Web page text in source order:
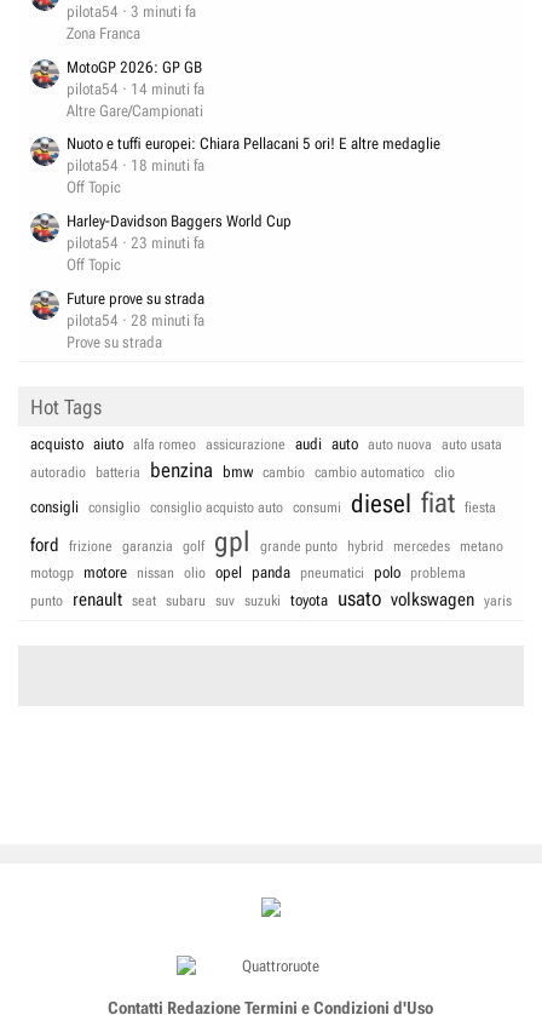
pilota54
3 minuti fa
Zona Franca
MotoGP 2026: GP GB
pilota54
14 minuti fa
Altre Gare/Campionati
Nuoto e tuffi europei: Chiara Pellacani 5 ori! E altre medaglie
pilota54
18 minuti fa
Off Topic
Harley-Davidson Baggers World Cup
pilota54
23 minuti fa
Off Topic
Future prove su strada
pilota54
28 minuti fa
Prove su strada
Hot Tags
acquisto aiuto alfa romeo assicurazione audi auto auto nuova
auto usata
autoradio
batteria benzina bmw cambio cambio automatico clio
consigli consiglio consiglio acquisto auto consumi diesel fiat fiesta
ford frizione garanzia golf gpl grande punto hybrid mercedes
metano
motogp
motore nissan olio opel panda pneumatici polo
problema
punto
renault seat subaru suv suzuki toyota usato volkswagen yaris
Contatti Redazione Termini e Condizioni d'Uso